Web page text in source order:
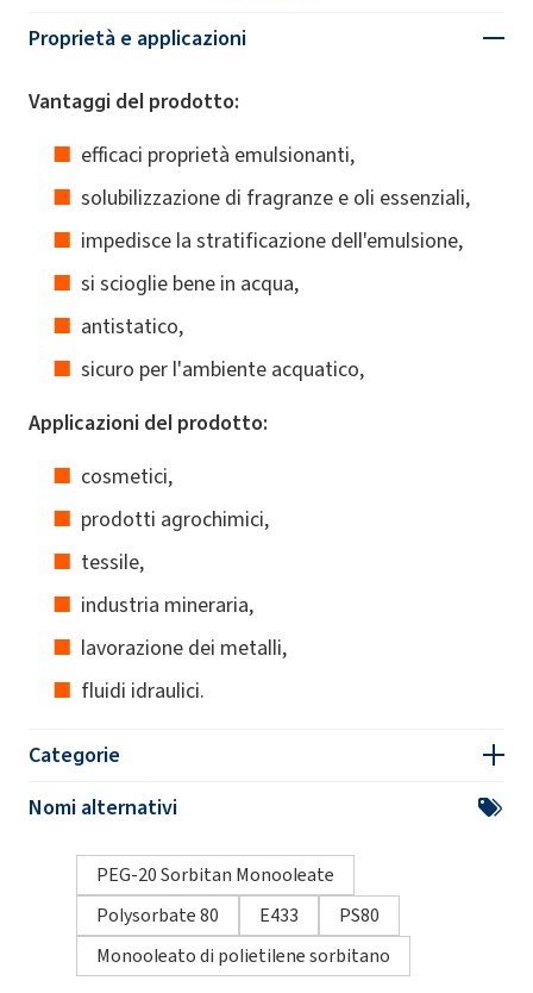
Proprietà e applicazioni
Vantaggi del prodotto:
efficaci proprietà emulsionanti,
solubilizzazione di fragranze e oli essenziali,
impedisce la stratificazione dell'emulsione,
si scioglie bene in acqua,
antistatico,
sicuro per l'ambiente acquatico,
Applicazioni del prodotto:
cosmetici,
prodotti agrochimici,
tessile,
industria mineraria,
lavorazione dei metalli,
fluidi idraulici.
Categorie
Nomi alternativi
PEG-20 Sorbitan Monooleate
Polysorbate 80
E433
PS80
Monooleato di polietilene sorbitano